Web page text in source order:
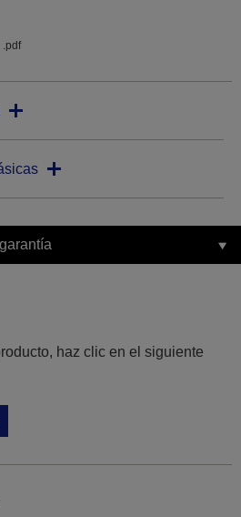
.pdf
haz clic en el siguiente